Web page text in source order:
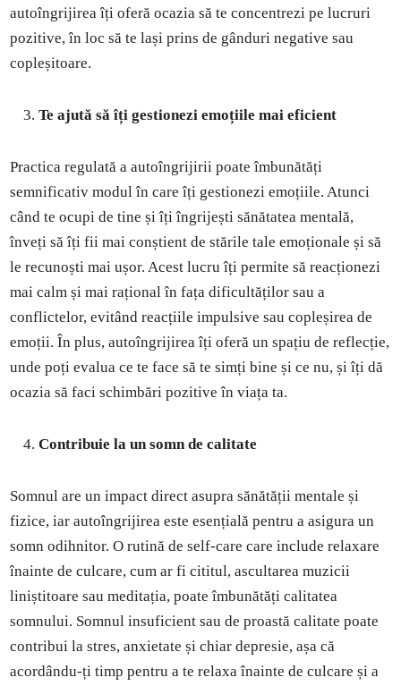
autoîngrijirea îți oferă ocazia să te concentrezi pe lucruri
pozitive, în loc să te lași prins de gânduri negative sau
copleșitoare.
Te ajută să îți gestionezi emoțiile mai eficient
Practica regulată a autoîngrijirii poate îmbunătăți
semnificativ modul în care îți gestionezi emoțiile. Atunci
când te ocupi de tine și îți îngrijești sănătatea mentală,
înveți să îți fii mai conștient de stările tale emoționale și să
le recunoști mai ușor. Acest lucru îți permite să reacționezi
mai calm și mai rațional în fața dificultăților sau a
conflictelor, evitând reacțiile impulsive sau copleșirea de
emoții. În plus, autoîngrijirea îți oferă un spațiu de reflecție,
unde poți evalua ce te face să te simți bine și ce nu, și îți dă
ocazia să faci schimbări pozitive în viața ta.
Contribuie la un somn de calitate
Somnul are un impact direct asupra sănătății mentale și
fizice, iar autoîngrijirea este esențială pentru a asigura un
somn odihnitor. O rutină de self-care care include relaxare
înainte de culcare, cum ar fi cititul, ascultarea muzicii
liniștitoare sau meditația, poate îmbunătăți calitatea
somnului. Somnul insuficient sau de proastă calitate poate
contribui la stres, anxietate și chiar depresie, așa că
acordându-ți timp pentru a te relaxa înainte de culcare și a